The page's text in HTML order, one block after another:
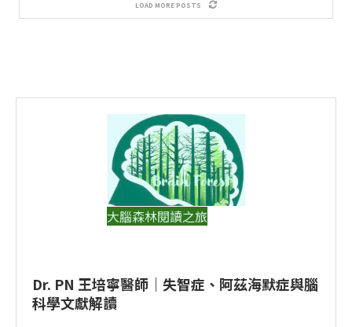
LOAD MORE POSTS
大腦森林閱讀之旅
Dr. PN 王培寧醫師｜失智症、阿茲海默症與腦
科學文獻解讀